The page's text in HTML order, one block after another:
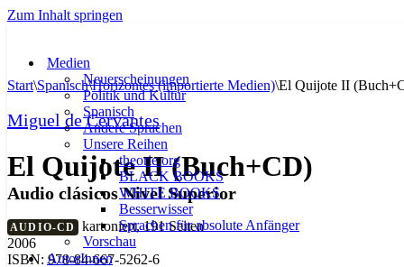
Zum Inhalt springen
Medien
Neuerscheinungen
Politik und Kultur
Spanisch
Andere Sprachen
Unsere Reihen
theorie.org
BLACK BOOKS
WHITE BOOKS
Besserwisser
Sprachen für absolute Anfänger
Vorschau
AutorInnen
Start\Spanisch\Horizontes (importierte Medien)\El Quijote II
Miguel de Cervantes
El Quijote II (Buch+CD)
Audio clásicos Nivel Superior
AUDIO-CD kartoniert, 191 Seiten
2006
ISBN: 978-84-667-5262-6